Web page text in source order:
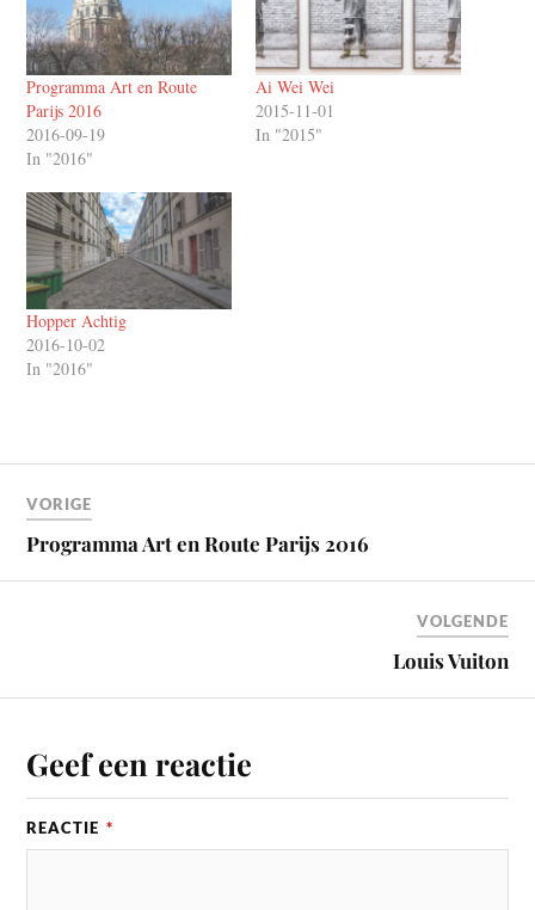
Programma Art en Route
Parijs 2016
2016-09-19
In "2016"
Ai Wei Wei
2015-11-01
In "2015"
Hopper Achtig
2016-10-02
In "2016"
VORIGE
Programma Art en Route Parijs 2016
VOLGENDE
Louis Vuiton
Geef een reactie
REACTIE *